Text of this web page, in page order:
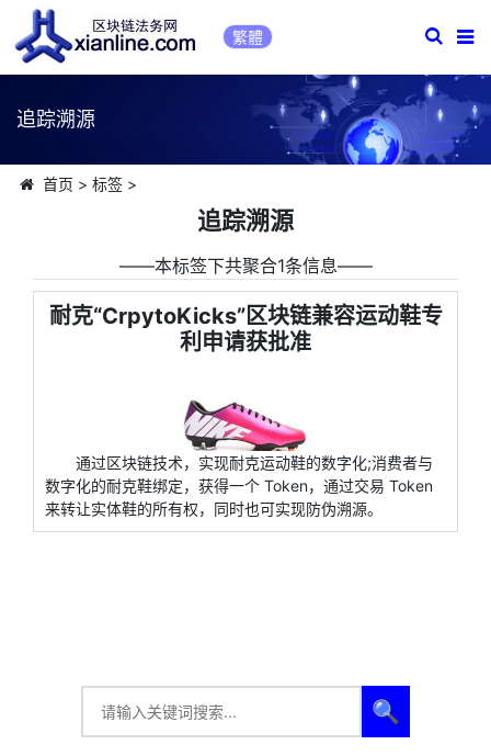
繁體
追踪溯源
首页 > 标签>
追踪溯源
――本标签下共聚合1条信息――
耐克“CrpytoKicks”区块链兼容运动鞋专
利申请获批准
通过区块链技术，实现耐克运动鞋的数字化;消费者与
数字化的耐克鞋绑定，获得一个 Token，通过交易 Token
来转让实体鞋的所有权，同时也可实现防伪溯源。
🔍